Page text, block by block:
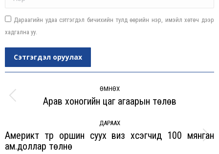
Дараагийн удаа сэтгэгдэл бичихийн тулд өөрийн нэр, имэйл хөтөч дээр
хадгална уу.
Сэтгэгдэл оруулах
navigation
ӨМНӨХ
Previous
Арав хоногийн цаг агаарын төлөв
ДАРААХ
Next
Америкт түр оршин суух виз хүсэгчид 100 мянган
ам.доллар төлнө